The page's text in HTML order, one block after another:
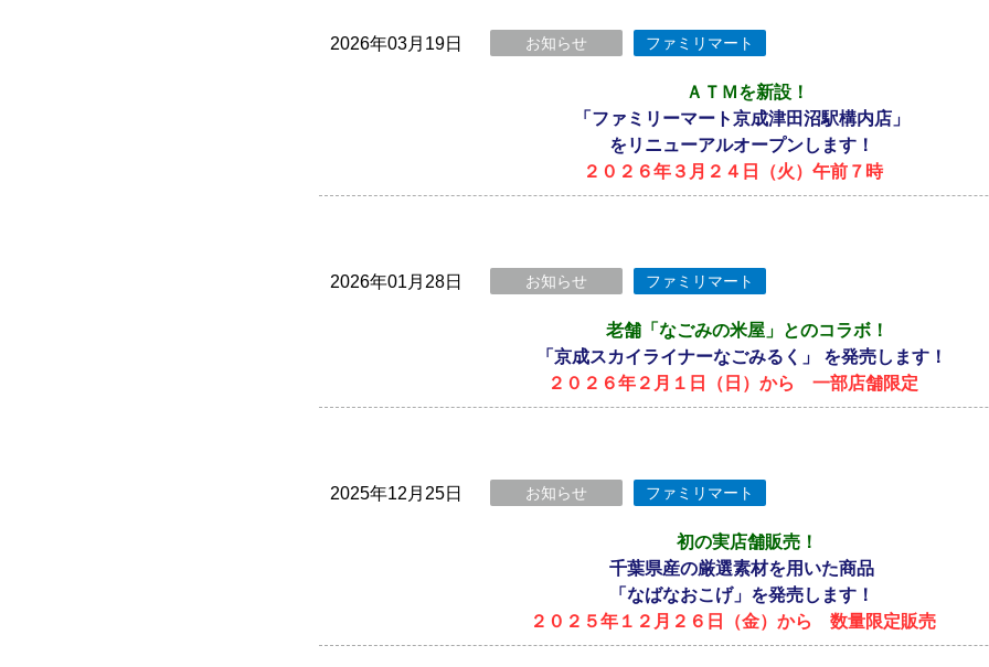
2026年03月19日 お知らせ ファミリマート
ＡＴＭを新設！
「ファミリーマート京成津田沼駅構内店」
をリニューアルオープンします！
２０２６年３月２４日（火）午前７時
2026年01月28日 お知らせ ファミリマート
老舗「なごみの米屋」とのコラボ！
「京成スカイライナーなごみるく」 を発売します！
２０２６年２月１日（日）から 一部店舗限定
2025年12月25日 お知らせ ファミリマート
初の実店舗販売！
千葉県産の厳選素材を用いた商品
「なばなおこげ」を発売します！
２０２５年１２月２６日（金）から 数量限定販売